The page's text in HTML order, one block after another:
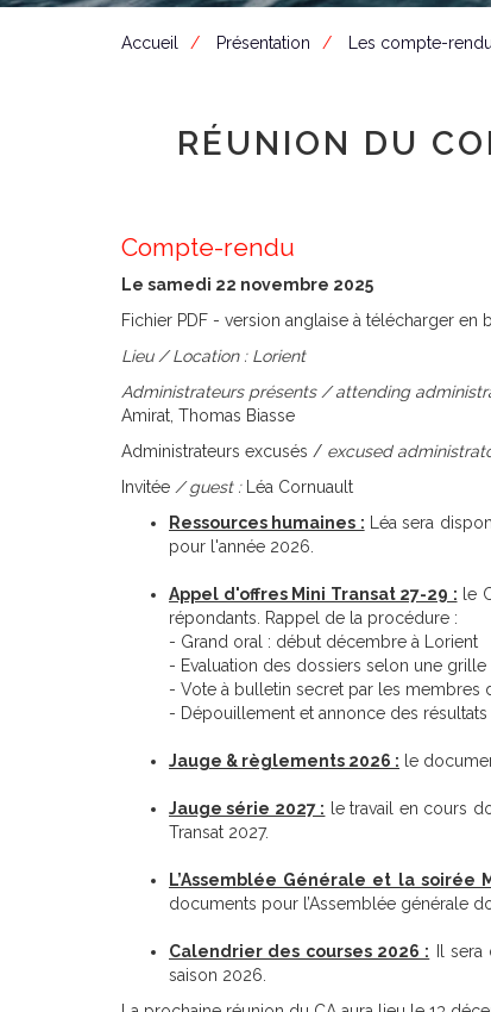
Accueil Présentation Les compte-
RÉUNION DU
Compte-rendu
Le samedi 22 novembre 2025
Fichier PDF - version anglaise à télécharger en
Lieu /Location :Lorient
Administrateurs présents /attending
Amirat, Thomas Biasse
Administrateurs excusés / excused
Invitée / guest :Léa Cornuault
Ressources humaines : Léa sera
pour l'année 2026.
Appel d'offres Mini Transat 27-29 : le
répondants. Rappel de la procédure :
- Grand oral : début décembre à Lorient
- Evaluation des dossiers selon une
- Vote à bulletin secret par les membres
- Dépouillement et annonce des
Jauge & règlements 2026 : le
Jauge série 2027 : le travail en cours
Transat 2027.
L’Assemblée Générale et la soirée
documents pour l’Assemblée générale
Calendrier des courses 2026 : Il sera
saison 2026.